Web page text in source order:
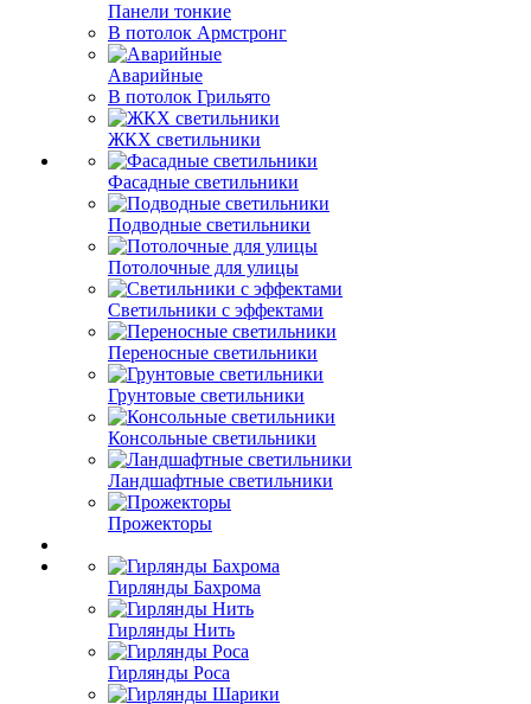
Панели тонкие
В потолок Армстронг
Аварийные
В потолок Грильято
ЖКХ светильники
Фасадные светильники
Подводные светильники
Потолочные для улицы
Светильники с эффектами
Переносные светильники
Грунтовые светильники
Консольные светильники
Ландшафтные светильники
Прожекторы
Гирлянды Бахрома
Гирлянды Нить
Гирлянды Роса